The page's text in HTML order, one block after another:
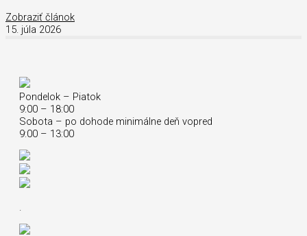
Zobraziť článok
15. júla 2026
Pondelok – Piatok
9:00 – 18:00
Sobota – po dohode minimálne deň vopred
9:00 – 13:00
.